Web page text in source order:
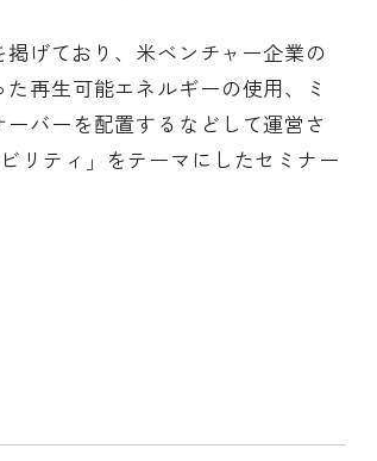
げており、米ベンチャー企業の
再生可能エネルギーの使用、ミ
バーを配置するなどして運営さ
リティ」をテーマにしたセミナー